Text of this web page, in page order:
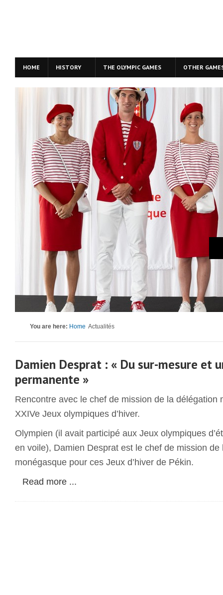
HOME HISTORY THE OLYMPIC GAMES OTHER
You are here: Home Actualités
Damien Desprat : « Du sur-mesure et
permanente »
Rencontre avec le chef de mission de la délégation
XXIVe Jeux olympiques d’hiver.
Olympien (il avait participé aux Jeux olympiques
en voile), Damien Desprat est le chef de mission de
monégasque pour ces Jeux d’hiver de Pékin.
Read more ...